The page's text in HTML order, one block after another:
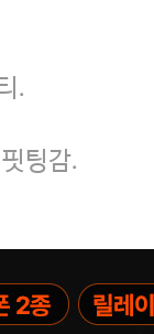
(8.1~31)
.
팅감.